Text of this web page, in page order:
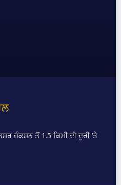
ਜੰਕਸ਼ਨ ਤੋਂ 1.5 ਕਿਮੀ ਦੀ ਦੂਰੀ ‘ਤੇ